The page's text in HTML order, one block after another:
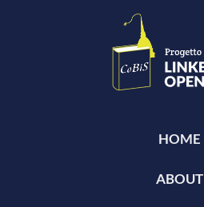
HOME
ABOUT